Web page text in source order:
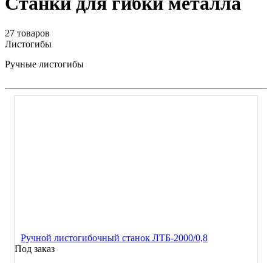
27 товаров
Листогибы
Ручные листогибы
Ручной листогибочный станок ЛТБ-2000/0,8
Под заказ